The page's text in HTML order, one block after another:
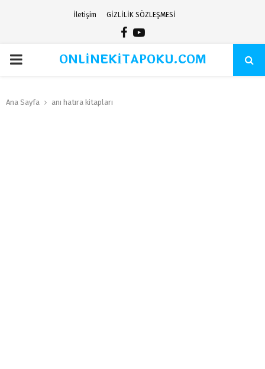
İletişim GİZLİLİK SÖZLEŞMESİ
Facebook
Youtube
PRIMARYONLİNEKİTAPOKU.COM
Ana Sayfa anı hatıra kitapları